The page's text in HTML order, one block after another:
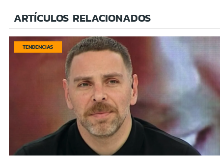
ARTÍCULOS RELACIONADOS
TENDENCIAS